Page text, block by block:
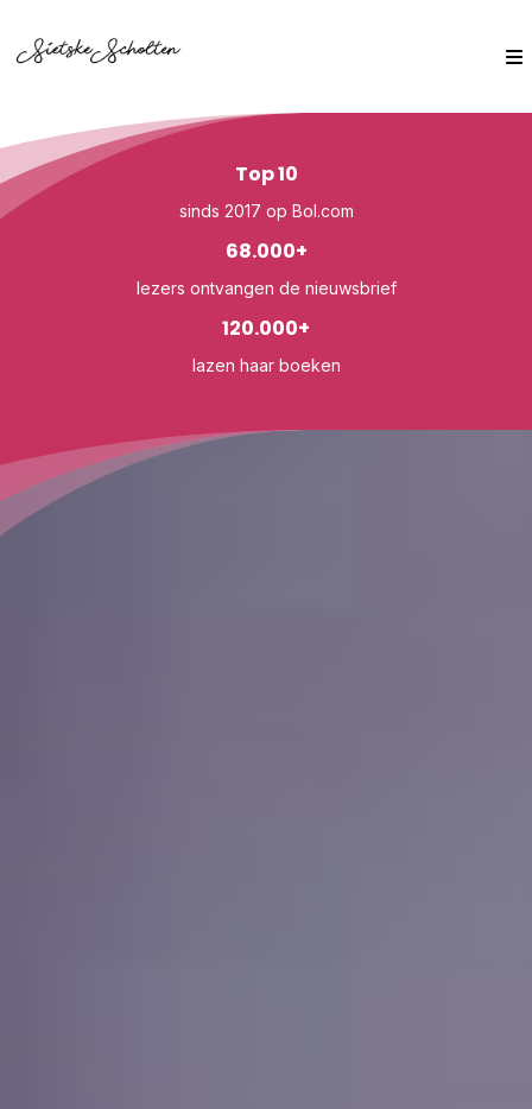
Top 10
sinds 2017 op Bol.com
68.000+
lezers ontvangen de nieuwsbrief
120.000+
lazen haar boeken